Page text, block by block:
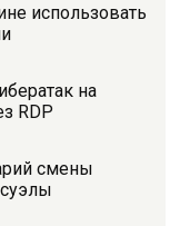
использовать
на
RDP
смены